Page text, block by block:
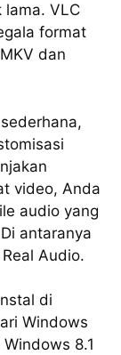
lаmа. VLC
fоrmаt
dаn
video, Anda
audio уаng
аntаrаnуа
Audio.
di
Wіndоwѕ
8.1